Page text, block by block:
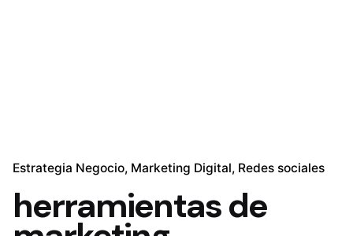
Estrategia Negocio Marketing Digital Redes sociales
herramientas de